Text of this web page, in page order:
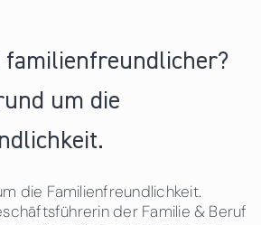
familienfreundlicher?
um die
die Familienfreundlichkeit.
der Familie & Beruf